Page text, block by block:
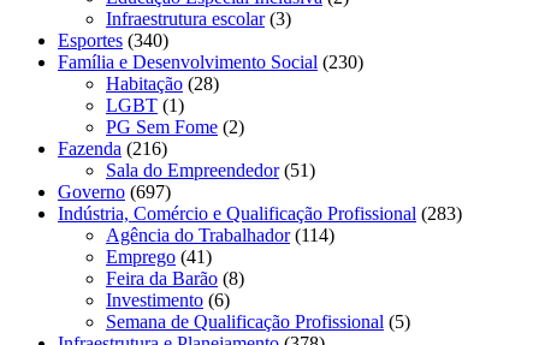
Infraestrutura escolar(3)
Esportes (340)
Família e Desenvolvimento Social (230)
Habitação (28)
LGBT (1)
PG Sem Fome (2)
Fazenda (216)
Sala do Empreendedor(51)
Governo (697)
Indústria, Comércio e Qualificação Profissional (283)
Agência do Trabalhador(114)
Emprego (41)
Feira da Barão (8)
Investimento (6)
Semana de Qualificação Profissional (5)